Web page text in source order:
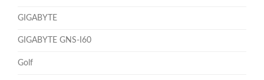
GIGABYTE
GIGABYTE GNS-I60
Golf